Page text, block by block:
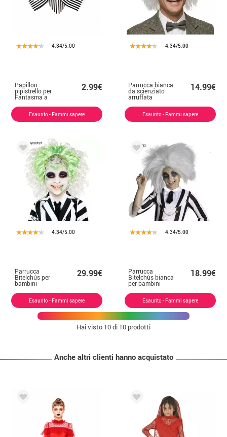
4.34/5.00
Papillon
pipistrello per
Fantasma a
2.99€
Esaurito - Fammi sapere
4.34/5.00
Parrucca bianca
da scienziato
arruffata
14.99€
Esaurito - Fammi sapere
4.34/5.00
Parrucca
Bitelchús per
bambini
29.99€
Esaurito - Fammi sapere
4.34/5.00
Parrucca
Bitelchús bianca
per bambini
18.99€
Esaurito - Fammi sapere
Hai visto 10di 10 prodotti
Anche altri clienti hanno acquistato